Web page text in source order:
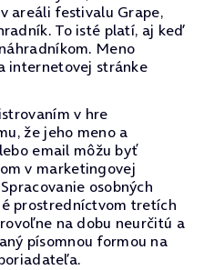
areáli festivalu Grape,
To isté platí, aj keď
Meno
internetovej stránke
v hre
že jeho meno a
email môžu byť
v marketingovej
osobných
prostredníctvom tretích
na dobu neurčitú a
písomnou formou na